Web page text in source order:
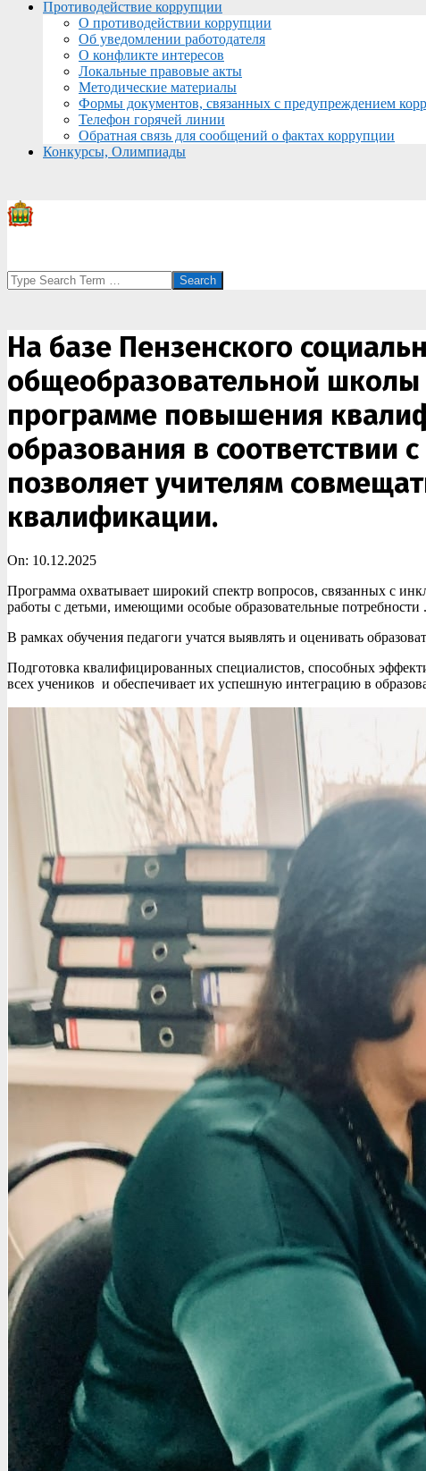
Противодействие коррупции
О противодействии коррупции
Об уведомлении работодателя
О конфликте интересов
Локальные правовые акты
Методические материалы
Формы документов, связанных с предупреждением
Телефон горячей линии
Обратная связь для сообщений о фактах коррупции
Конкурсы, Олимпиады
Search
На базе Пензенского
общеобразовательной
программе повышения
образования в соответствии
позволяет учителям
квалификации.
On: 10.12.2025
Программа охватывает широкий спектр вопросов, связанных с
работы с детьми, имеющими особые образовательные потребности .
В рамках обучения педагоги учатся выявлять и оценивать
Подготовка квалифицированных специалистов, способных
всех учеников и обеспечивает их успешную интеграцию в